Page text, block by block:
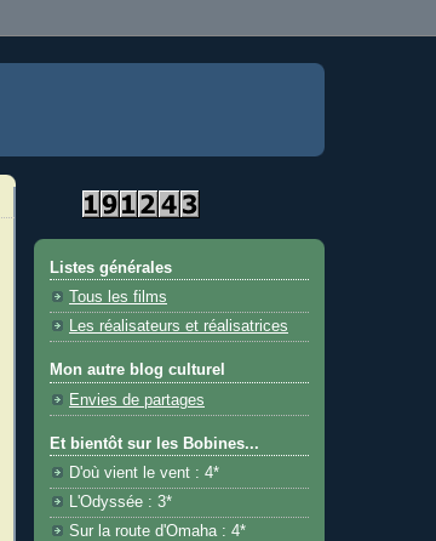
Listes générales
Tous les films
Les réalisateurs et réalisatrices
Mon autre blog culturel
Envies de partages
Et bientôt sur les Bobines...
D'où vient le vent : 4*
L'Odyssée : 3*
Sur la route d'Omaha : 4*